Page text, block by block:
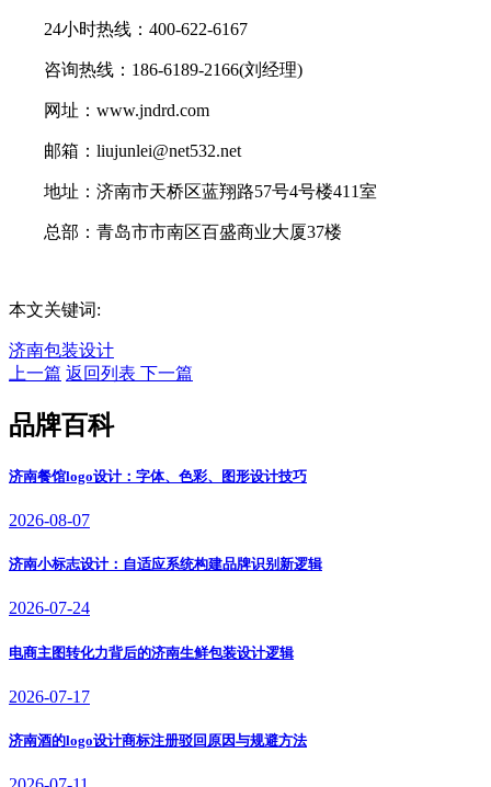
24小时热线：400-622-6167
咨询热线：186-6189-2166(刘经理)
网址：www.jndrd.com
邮箱：liujunlei@net532.net
地址：济南市天桥区蓝翔路57号4号楼411室
总部：青岛市市南区百盛商业大厦37楼
本文关键词:
济南包装设计
上一篇 返回列表 下一篇
品牌百科
济南餐馆logo设计：字体、色彩、图形设计技巧
2026-08-07
济南小标志设计：自适应系统构建品牌识别新逻辑
2026-07-24
电商主图转化力背后的济南生鲜包装设计逻辑
2026-07-17
济南酒的logo设计商标注册驳回原因与规避方法